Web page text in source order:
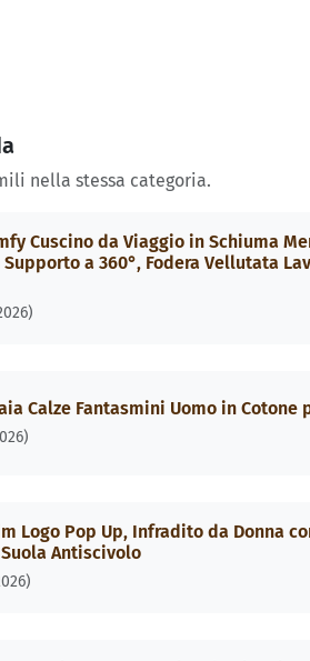
nella stessa categoria.
Cuscino da Viaggio in Schiuma
a 360°, Fodera Vellutata
Calze Fantasmini Uomo in
Logo Pop Up, Infradito da Donna
Antiscivolo